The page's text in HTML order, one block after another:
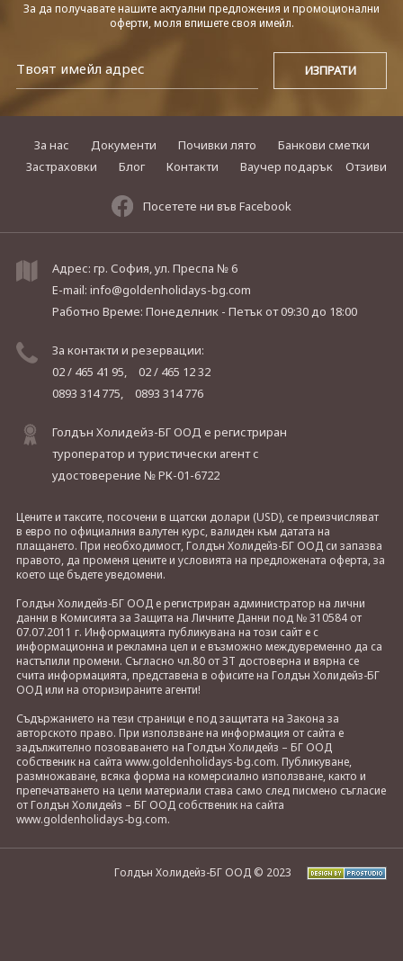
За да получавате нашите актуални предложения и промоционални
оферти, моля впишете своя имейл.
За нас Документи Почивки лято
Банкови сметки
Застраховки
Блог Контакти Ваучер подарък Отзиви
Посетете ни във Facebook
Адрес: гр. София, ул. Преспа № 6
E-mail: info@goldenholidays-bg.com
Работно Време: Понеделник - Петъкот 09:30 до 18:00
За контакти и резервации:
02 / 465 41 95,
02 / 465 12 32
0893 314 775,
0893 314 776
Голдън Холидейз-БГ ООД е регистриран
туроператор и туристически агент с
удостоверение № РК-01-6722
Цените и таксите, посочени в щатски долари (USD), се преизчисляват
в евро по официалния валутен курс, валиден към датата на
плащането. При необходимост, Голдън Холидейз-БГ ООД си запазва
правото, да променя цените и условията на предложената оферта, за
което ще бъдете уведомени.
Голдън Холидейз-БГ ООД е регистриран администратор на лични
данни в Комисията за Защита на Личните Данни под № 310584 от
07.07.2011 г. Информацията публикувана на този сайт е с
информационна и рекламна цел и е възможно междувременно да са
настъпили промени. Съгласно чл.80 от ЗТ достоверна и вярна се
счита информацията, представена в офисите на Голдън Холидейз-БГ
ООД или на оторизираните агенти!
Съдържанието на тези страници е под защитата на Закона за
авторското право. При използване на информация от сайта е
задължително позоваването на Голдън Холидейз – БГ ООД
собственик на сайта www.goldenholidays-bg.com. Публикуване,
размножаване, всяка форма на комерсиално използване, както и
препечатването на цели материали става само след писмено съгласие
от Голдън Холидейз – БГ ООД собственик на сайта
www.goldenholidays-bg.com.
Голдън Холидейз-БГ ООД © 2023